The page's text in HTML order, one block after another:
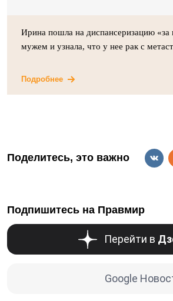
Ирина пошла на диспансеризацию «за
мужем и узнала, что у нее рак с
Подробнее
Поделитесь, это важно
Подпишитесь на Правмир
Перейти в
Google